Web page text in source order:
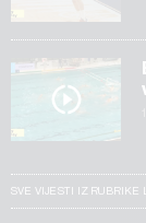
SVE VIJESTI IZ RUBRIKE